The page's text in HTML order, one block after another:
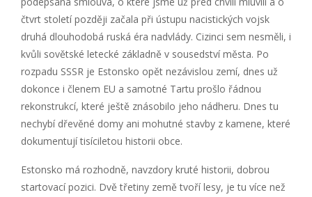
čtvrt století později začala při ústupu nacistických vojsk
druhá dlouhodobá ruská éra nadvlády. Cizinci sem nesměli, i
kvůli sovětské letecké základně v sousedství města. Po
rozpadu SSSR je Estonsko opět nezávislou zemí, dnes už
dokonce i členem EU a samotné Tartu prošlo řádnou
rekonstrukcí, které ještě znásobilo jeho nádheru. Dnes tu
nechybí dřevěné domy ani mohutné stavby z kamene, které
dokumentují tisíciletou historii obce.
Estonsko má rozhodně, navzdory kruté historii, dobrou
startovací pozici. Dvě třetiny země tvoří lesy, je tu více než